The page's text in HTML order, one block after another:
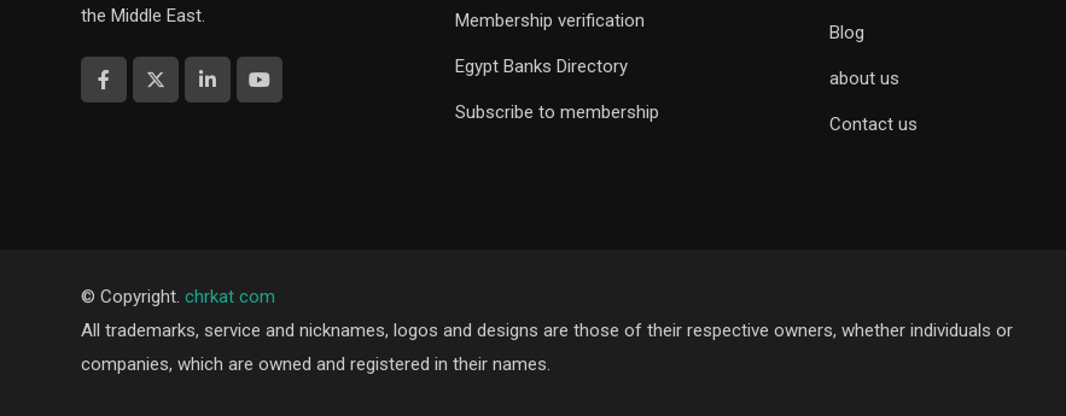
the Middle East.
Membership verification
Egypt Banks Directory
Subscribe to membership
Blog
about us
Contact us
© Copyright. chrkat com
All trademarks, service and nicknames, logos and designs are those of their respective owners, whether individuals or
companies, which are owned and registered in their names.